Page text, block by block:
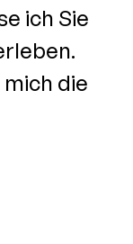
ich Sie
die